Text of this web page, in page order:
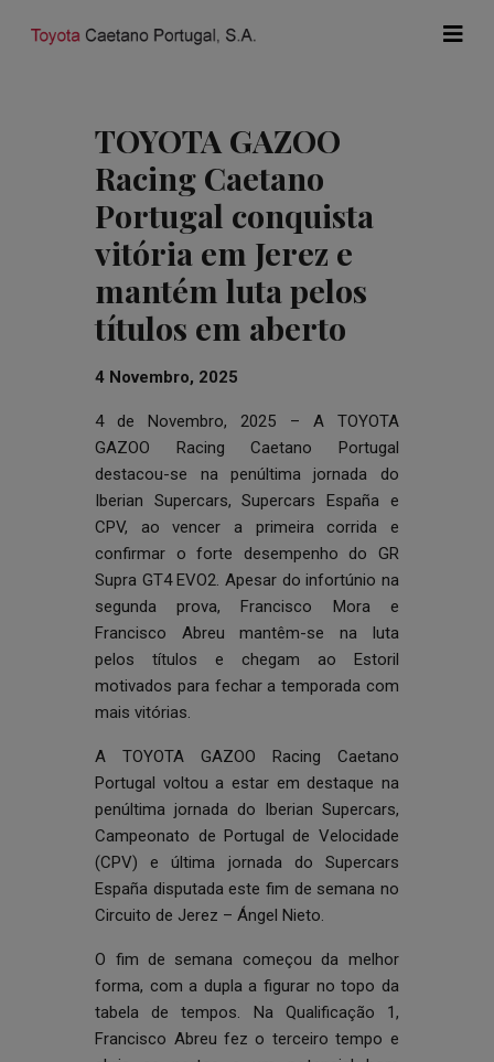
TOYOTA GAZOO
Racing Caetano
Portugal conquista
vitória em Jerez e
mantém luta pelos
títulos em aberto
4 Novembro, 2025
4 de Novembro, 2025 – A TOYOTA
GAZOO Racing Caetano Portugal
destacou-se na penúltima jornada do
Iberian Supercars, Supercars España e
CPV, ao vencer a primeira corrida e
confirmar o forte desempenho do GR
Supra GT4 EVO2. Apesar do infortúnio na
segunda prova, Francisco Mora e
Francisco Abreu mantêm-se na luta
pelos títulos e chegam ao Estoril
motivados para fechar a temporada com
mais vitórias.
A TOYOTA GAZOO Racing Caetano
Portugal voltou a estar em destaque na
penúltima jornada do Iberian Supercars,
Campeonato de Portugal de Velocidade
(CPV) e última jornada do Supercars
España disputada este fim de semana no
Circuito de Jerez – Ángel Nieto.
O fim de semana começou da melhor
forma, com a dupla a figurar no topo da
tabela de tempos. Na Qualificação 1,
Francisco Abreu fez o terceiro tempo e